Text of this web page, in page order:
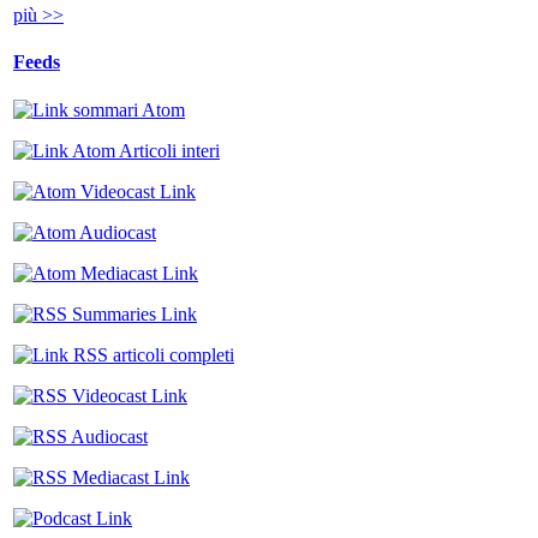
più >>
Feeds